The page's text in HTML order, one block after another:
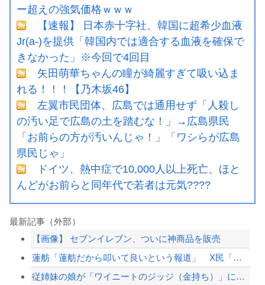
ー超えの強気価格ｗｗｗ
【速報】 日本赤十字社、韓国に超希少血液
Jr(a-)を提供「韓国内では適合する血液を確保で
きなかった」※今回で4回目
矢田萌華ちゃんの瞳が綺麗すぎて吸い込ま
れる！！！【乃木坂46】
左翼市民団体、広島では通用せず「人殺し
の汚い足で広島の土を踏むな！」→広島県民
「お前らの方が汚いんじゃ！」「ワシらが広島
県民じゃ」
ドイツ、熱中症で10,000人以上死亡、ほと
んどがお前らと同年代で若者は元気????
最新記事（外部）
【画像】 セブンイレブン、ついに神商品を販売
蓮舫「蓮舫だから叩いて良いという報道」 X民「高市だから叩いて良いをやってるのが...
従姉妹の娘が「ワイニートのジッジ（金持ち）」にやたら会いに来る理由ｗｗｗｗｗ